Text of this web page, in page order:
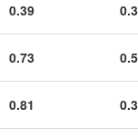
0.39
0.73
0.81